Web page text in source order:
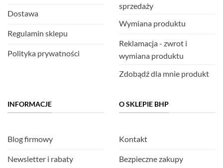
Dostawa
Regulamin sklepu
Polityka prywatności
sprzedaży
Wymiana produktu
Reklamacja - zwrot i
wymiana produktu
Zdobądź dla mnie produkt
INFORMACJE
Blog firmowy
Newsletter i rabaty
O SKLEPIE BHP
Kontakt
Bezpieczne zakupy